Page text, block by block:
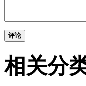
评论
相关分